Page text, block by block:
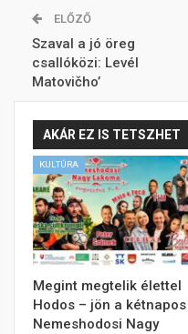
ELŐZŐ
Szaval a jó öreg
csallóközi: Levél
Matovičho’
AKÁR EZ IS TETSZHET
KULTÚRA
Megint megtelik élettel
Hodos – jön a kétnapos
Nemeshodosi Nagy